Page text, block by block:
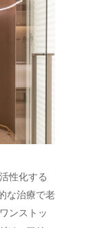
性化する
な治療で老
ンストッ